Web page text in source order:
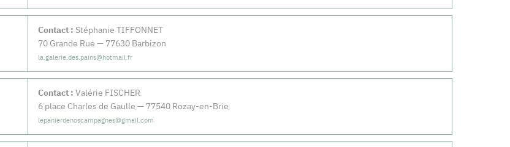
Contact : Stéphanie TIFFONNET
70 Grande Rue — 77630 Barbizon
la.galerie.des.pains@hotmail.fr
Contact : Valérie FISCHER
6 place Charles de Gaulle — 77540 Rozay-en-Brie
lepanierdenoscampagnes@gmail.com